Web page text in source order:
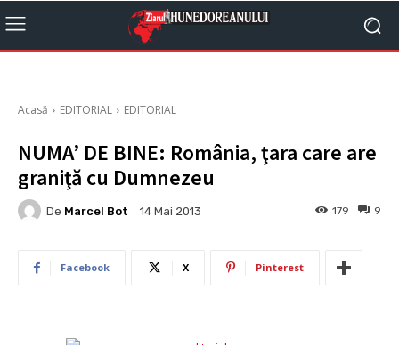
Acasă EDITORIAL EDITORIAL
NUMA’ DE BINE: România, ţara care are
graniţă cu Dumnezeu
De Marcel Bot 14 Mai 2013 9
179
Facebook X Pinterest